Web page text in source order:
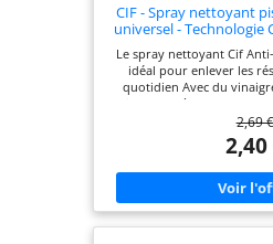
CIF - Spray nettoyant
universel - Technologie
100% du calcaire - avec
Le spray nettoyant Cif
idéal pour enlever les
quotidien Avec du
pistolet enlève 100 % du
spray multi-surfaces
efficace de vos
pommeau de douche; Dites
dans votre maison
détartrants d’origine
pratique et efficace
irréprochable et pour
2,69 €
2,40